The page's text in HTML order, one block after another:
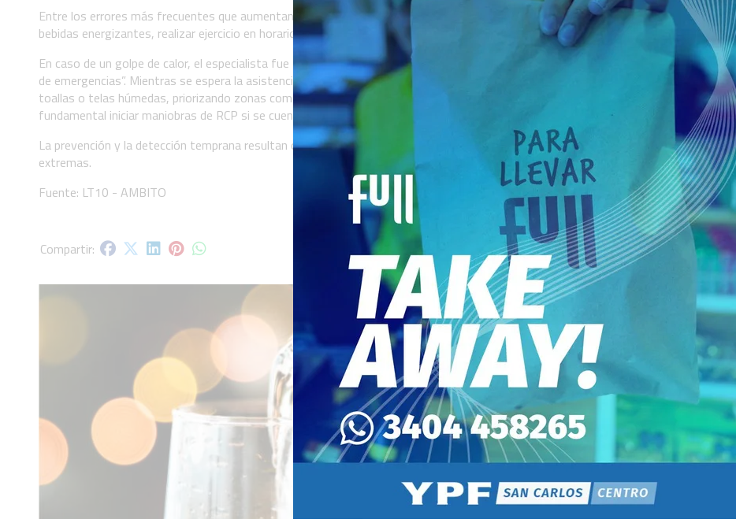
Entre los errores más frecuentes que aumentan el riesgo se encuentran esperar a tener sed para tomar líquidos, consumir alcohol o
bebidas energizantes, realizar ejercicio en horarios de máximo calor y utilizar ropa oscura o gruesa.
En caso de un golpe de calor, el especialista fue contundente: “No hay que perder tiempo y se debe activar de inmediato el sistema
de emergencias”. Mientras se espera la asistencia médica, se debe intentar bajar la temperatura corporal con agua fría, duchas,
toallas o telas húmedas, priorizando zonas como cuello, axilas e ingles. Si la persona pierde el conocimiento y no responde, es
fundamental iniciar maniobras de RCP si se cuenta con el entrenamiento adecuado, hasta la llegada de los profesionales de la salud.
La prevención y la detección temprana resultan claves para evitar complicaciones en un contexto de temperaturas cada vez más
extremas.
Fuente: LT10 - AMBITO